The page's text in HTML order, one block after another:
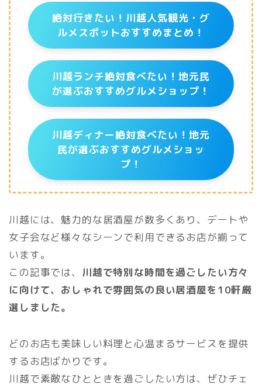
絶対行きたい！川越人気観光・グ
ルメスポットおすすめまとめ！
川越ランチ絶対食べたい！地元民
が選ぶおすすめグルメショップ！
川越ディナー絶対食べたい！地元
民が選ぶおすすめグルメショッ
プ！
川越には、魅力的な居酒屋が数多くあり、デートや
女子会など様々なシーンで利用できるお店が揃って
います。
この記事では、 川越で特別な時間を過ごしたい方々
に向けて、おしゃれで雰囲気の良い居酒屋を10軒厳
選しました。
どのお店も美味しい料理と心温まるサービスを提供
するお店ばかりです。
川越で素敵なひとときを過ごしたい方は、ぜひチェ